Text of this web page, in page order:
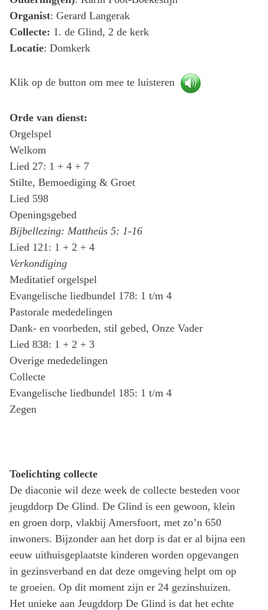
Organist: Gerard Langerak
Collecte: 1. de Glind, 2 de kerk
Locatie: Domkerk
Klik op de button om mee te luisteren
Orde van dienst:
Orgelspel
Welkom
Lied 27: 1 + 4 + 7
Stilte, Bemoediging & Groet
Lied 598
Openingsgebed
Bijbellezing: Mattheüs 5: 1-16
Lied 121: 1 + 2 + 4
Verkondiging
Meditatief orgelspel
Evangelische liedbundel 178: 1 t/m 4
Pastorale mededelingen
Dank- en voorbeden, stil gebed, Onze Vader
Lied 838: 1 + 2 + 3
Overige mededelingen
Collecte
Evangelische liedbundel 185: 1 t/m 4
Zegen
Toelichting collecte
De diaconie wil deze week de collecte besteden voor
jeugddorp De Glind. De Glind is een gewoon, klein
en groen dorp, vlakbij Amersfoort, met zo’n 650
inwoners. Bijzonder aan het dorp is dat er al bijna een
eeuw uithuisgeplaatste kinderen worden opgevangen
in gezinsverband en dat deze omgeving helpt om op
te groeien. Op dit moment zijn er 24 gezinshuizen.
Het unieke aan Jeugddorp De Glind is dat het echte